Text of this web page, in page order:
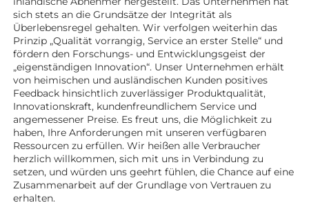
sich stets an die Grundsätze der Integrität als
Überlebensregel gehalten. Wir verfolgen weiterhin das
Prinzip „Qualität vorrangig, Service an erster Stelle“ und
fördern den Forschungs- und Entwicklungsgeist der
„eigenständigen Innovation“. Unser Unternehmen erhält
von heimischen und ausländischen Kunden positives
Feedback hinsichtlich zuverlässiger Produktqualität,
Innovationskraft, kundenfreundlichem Service und
angemessener Preise. Es freut uns, die Möglichkeit zu
haben, Ihre Anforderungen mit unseren verfügbaren
Ressourcen zu erfüllen. Wir heißen alle Verbraucher
herzlich willkommen, sich mit uns in Verbindung zu
setzen, und würden uns geehrt fühlen, die Chance auf eine
Zusammenarbeit auf der Grundlage von Vertrauen zu
erhalten.